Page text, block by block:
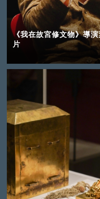
《我在故宮修文物》導
片